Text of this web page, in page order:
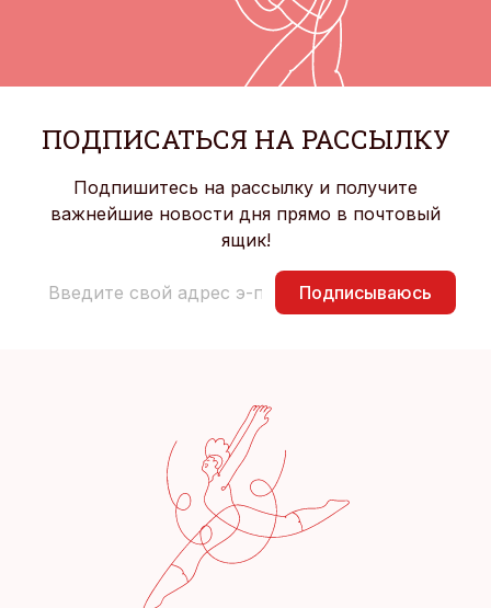
ПОДПИСАТЬСЯ НА РАССЫЛКУ
Подпишитесь на рассылку и получите
важнейшие новости дня прямо в почтовый
ящик!
Подписываюсь